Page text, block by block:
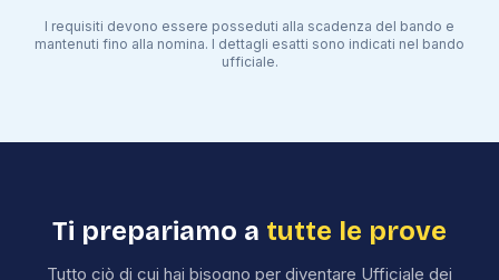
I requisiti devono essere posseduti alla scadenza del bando e
mantenuti fino alla nomina. I dettagli esatti sono indicati nel bando
ufficiale.
Ti prepariamo a tutte le prove
Tutto ciò di cui hai bisogno per diventare Ufficiale dei